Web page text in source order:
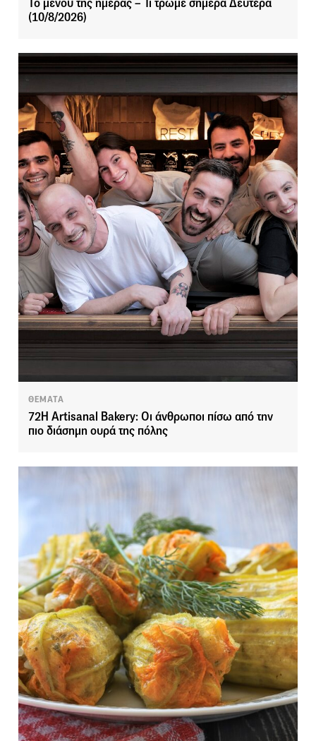
Το μενού της ημέρας – Τι τρώμε σήμερα Δευτέρα
(10/8/2026)
ΘΕΜΑΤΑ
72H Artisanal Bakery: Οι άνθρωποι πίσω από την
πιο διάσημη ουρά της πόλης